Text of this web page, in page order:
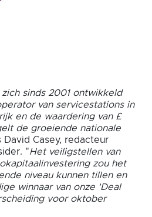
sinds 2001 ontwikkeld
van servicestations in
en de waardering van £
de groeiende nationale
David Casey, redacteur
"Het veiligstellen van
zou het
niveau kunnen tillen en
winnaar van onze 'Deal
voor oktober